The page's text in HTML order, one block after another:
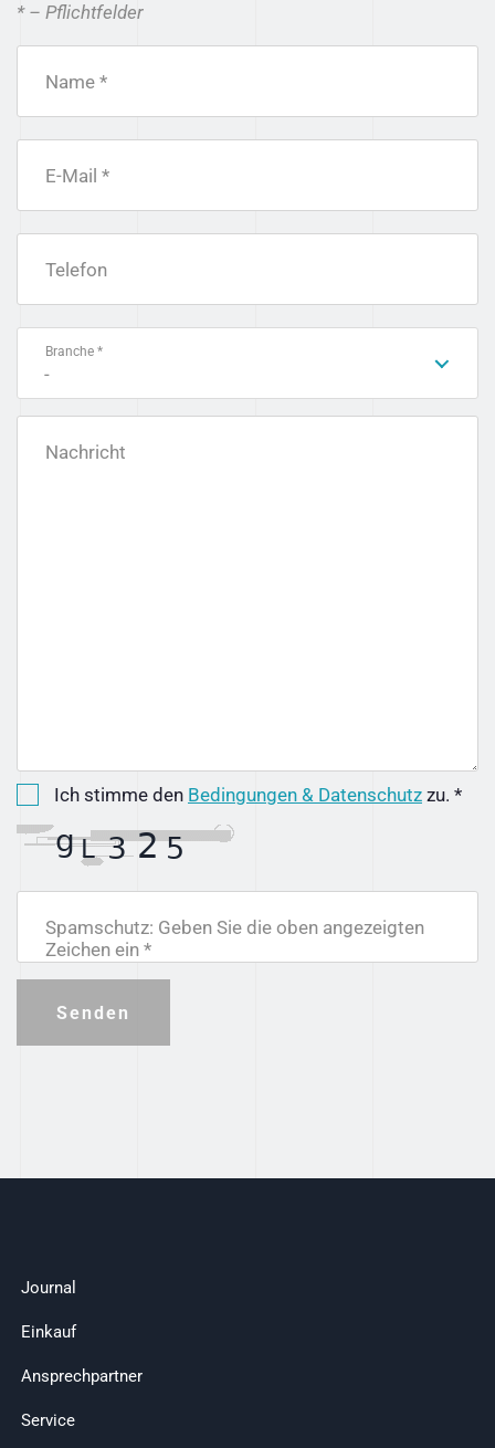
* – Pflichtfelder
Name *
E-Mail *
Telefon
Branche *
-
Nachricht
Ich stimme den Bedingungen & Datenschutz zu. *
Spamschutz: Geben Sie die oben angezeigten
Zeichen ein *
Senden
Journal
Einkauf
Ansprechpartner
Service